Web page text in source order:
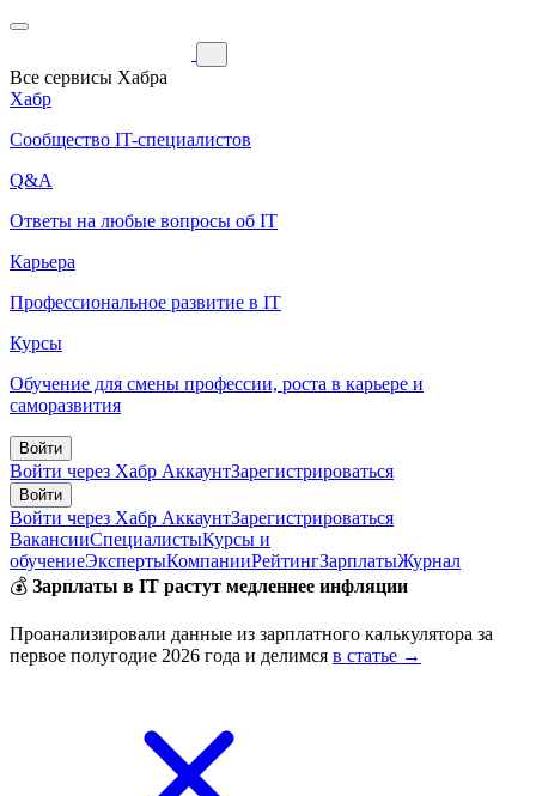
Все сервисы Хабра
Хабр
Сообщество IT-специалистов
Q&A
Ответы на любые вопросы об IT
Карьера
Профессиональное развитие в IT
Курсы
Обучение для смены профессии, роста в карьере и
саморазвития
Войти
Войти через Хабр АккаунтЗарегистрироваться
Войти
Войти через Хабр АккаунтЗарегистрироваться
ВакансииСпециалистыКурсы и
обучениеЭкспертыКомпанииРейтингЗарплатыЖурнал
💰 Зарплаты в IT растут медленнее инфляции
Проанализировали данные из зарплатного калькулятора за
первое полугодие 2026 года и делимся в статье →